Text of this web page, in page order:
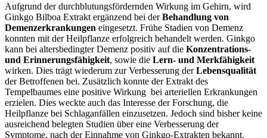
Aufgrund der durchblutungsfördernden Wirkung im Gehirn, wird
Ginkgo Bilboa Extrakt ergänzend bei derBehandlung von
Demenzerkrankungen eingesetzt. Frühe Stadien von Demenz
konnten mit der Heilpflanze erfolgreich behandelt werden. Ginkgo
kann bei altersbedingter Demenz positiv auf die Konzentrations-
und Erinnerungsfähigkeit, sowie die Lern- und Merkfähigkeit
wirken. Dies trägt wiederum zur Verbesserung derLebensqualität
der Betroffenen bei. Zusätzlich konnte der Extrakt des
Tempelbaumes eine positive Wirkung bei arteriellen Erkrankungen
erzielen. Dies weckte auch das Interesse der Forschung, die
Heilpflanze bei Schlaganfällen einzusetzen. Jedoch sind bisher keine
ausreichend belegten Studien über eine Verbesserung der
Symptome, nach der Einnahme von Ginkgo-Extrakten bekannt.